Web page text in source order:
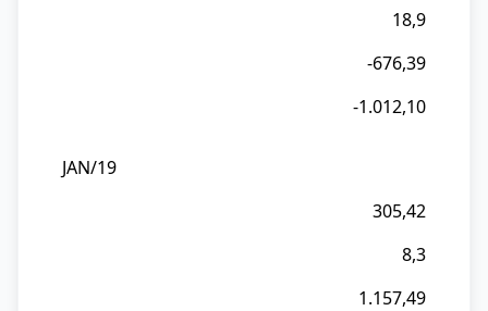
18,9
-676,39
-1.012,10
JAN/19
305,42
8,3
1.157,49